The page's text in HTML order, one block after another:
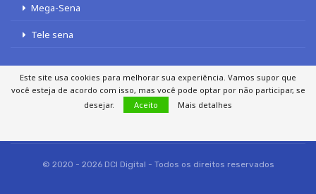
Mega-Sena
Tele sena
SOBRE NÓS AUTORES
FALE COM O JORNAL DCI
© 2020 - 2026 DCI Digital - Todos os direitos reservados
Este site usa cookies para melhorar sua experiência. Vamos supor que
você esteja de acordo com isso, mas você pode optar por não participar, se
desejar.
Aceito Mais detalhes